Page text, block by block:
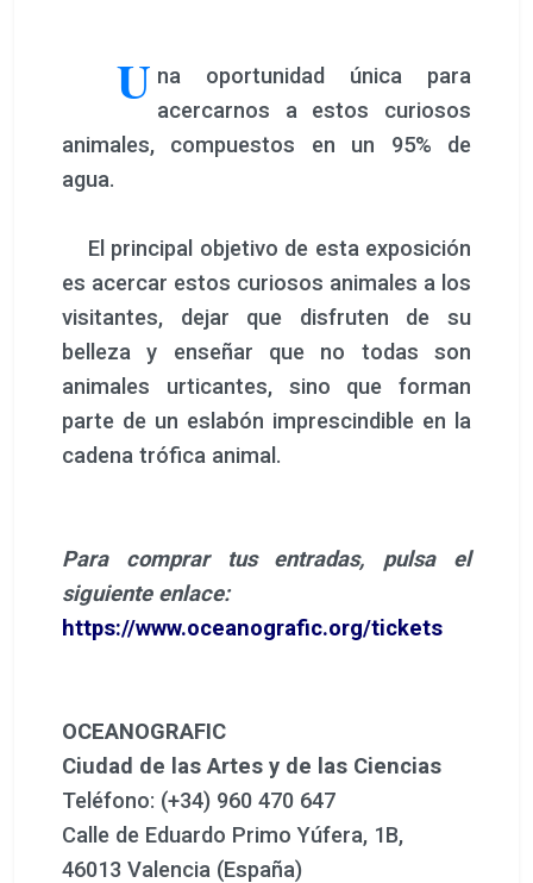
U na oportunidad única para
acercarnos a estos curiosos
animales, compuestos en un 95% de
agua.
El principal objetivo de esta exposición
es acercar estos curiosos animales a los
visitantes, dejar que disfruten de su
belleza y enseñar que no todas son
animales urticantes, sino que forman
parte de un eslabón imprescindible en la
cadena trófica animal.
Para comprar tus entradas, pulsa el
siguiente enlace:
https://www.oceanografic.org/tickets
OCEANOGRAFIC
Ciudad de las Artes y de las Ciencias
Teléfono: (+34) 960 470 647
Calle de Eduardo Primo Yúfera, 1B,
46013 Valencia (España)